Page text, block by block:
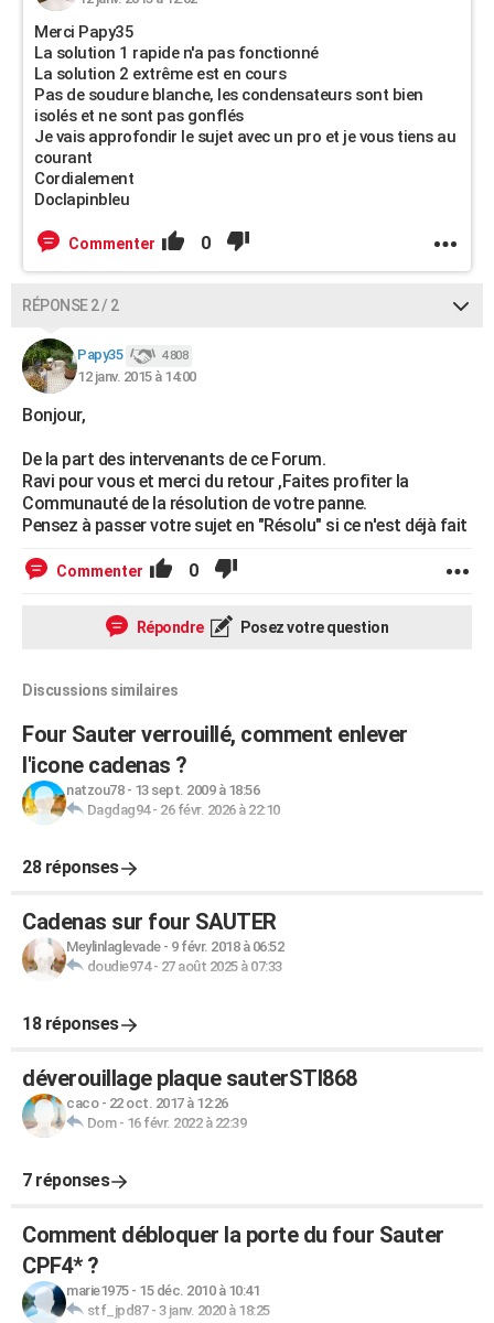
Merci Papy35
La solution 1 rapide n'a pas fonctionné
La solution 2 extrême est en cours
Pas de soudure blanche, les condensateurs sont bien
isolés et ne sont pas gonflés
Je vais approfondir le sujet avec un pro et je vous tiens au
courant
Cordialement
Doclapinbleu
Commenter 0
RÉPONSE 2 / 2
Papy35 4 808
12 janv. 2015 à 14:00
Bonjour,
De la part des intervenants de ce Forum.
Ravi pour vous et merci du retour ,Faites profiter la
Communauté de la résolution de votre panne.
Pensez à passer votre sujet en "Résolu" si ce n'est déjà fait
Commenter 0
Répondre Posez votre question
Discussions similaires
Four Sauter verrouillé, comment enlever
l'icone cadenas ?
natzou78- 13 sept. 2009 à 18:56
Dagdag94- 26 févr. 2026 à 22:10
28 réponses
Cadenas sur four SAUTER
Meylinlaglevade- 9 févr. 2018 à 06:52
doudie974- 27 août 2025 à 07:33
18 réponses
déverouillage plaque sauterSTI868
caco- 22 oct. 2017 à 12:26
Dom- 16 févr. 2022 à 22:39
7 réponses
Comment débloquer la porte du four Sauter
CPF4* ?
marie1975- 15 déc. 2010 à 10:41
stf_jpd87- 3 janv. 2020 à 18:25